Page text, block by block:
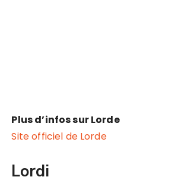
Plus d’infos sur Lorde
Site officiel de Lorde
Lordi